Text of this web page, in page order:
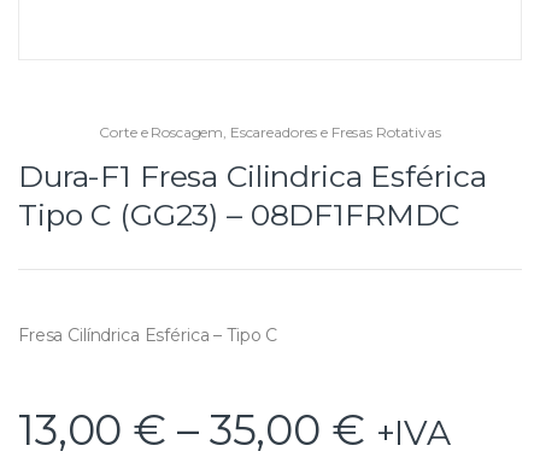
Corte e Roscagem Escareadores e Fresas Rotativas
Dura-F1 Fresa Cilindrica Esférica
Tipo C (GG23) – 08DF1FRMDC
Fresa Cilíndrica Esférica – Tipo C
13,00 € – 35,00 € +IVA